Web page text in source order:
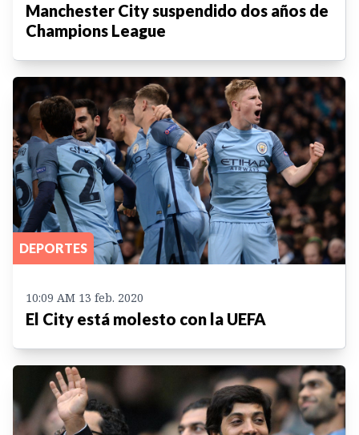
Manchester City suspendido dos años de
Champions League
DEPORTES
10:09 AM 13 feb. 2020
El City está molesto con la UEFA